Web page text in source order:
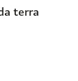
terra